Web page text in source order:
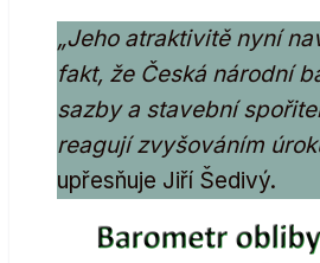
„Jeho atraktivitě nyní
fakt, že Česká národní
sazby a stavební
reagují zvyšováním
upřesňuje Jiří Šedivý.